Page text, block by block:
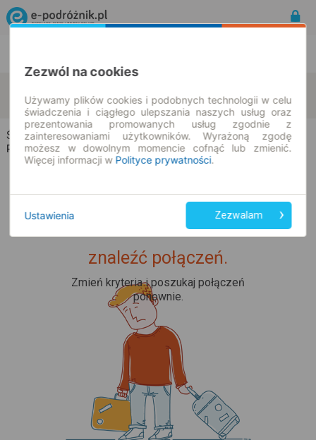
10.08.2026 | -- : --
zmień kryteria
Świerki → Krotoszyn
Rozkład jazdy i bilety
Upss... Nie udało nam się
znaleźć połączeń.
Zmień kryteria i poszukaj połączeń
ponownie.
Zezwól na cookies
Używamy plików cookies i podobnych technologii w celu
świadczenia i ciągłego ulepszania naszych usług oraz
prezentowania promowanych usług zgodnie z
zainteresowaniami użytkowników. Wyrażoną zgodę
możesz w dowolnym momencie cofnąć lub zmienić.
Więcej informacji w Polityce prywatności.
Ustawienia Zezwalam